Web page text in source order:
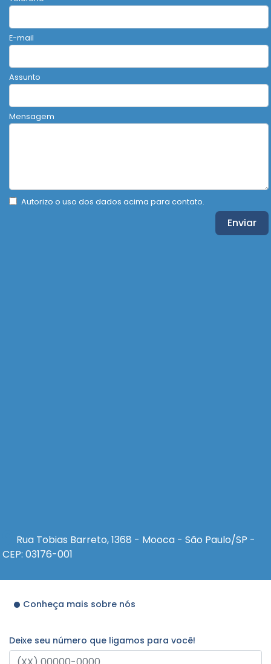
E-mail
Assunto
Mensagem
Autorizo o uso dos dados acima para contato.
Enviar
Rua Tobias Barreto, 1368 - Mooca - São Paulo/SP -
CEP: 03176-001
Conheça mais sobre nós
Deixe seu número que ligamos para você!